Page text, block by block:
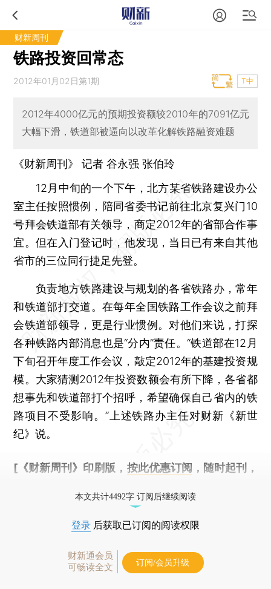
财新周刊
铁路投资回常态
2012年01月02日第1期 T中
2012年4000亿元的预期投资额较2010年的7091亿元
大幅下滑，铁道部被逼向以改革化解铁路融资难题
《财新周刊》 记者 谷永强张伯玲
12月中旬的一个下午，北方某省铁路建设办公
室主任按照惯例，陪同省委书记前往北京复兴门10
号拜会铁道部有关领导，商定2012年的省部合作事
宜。但在入门登记时，他发现，当日已有来自其他
省市的三位同行捷足先登。
负责地方铁路建设与规划的各省铁路办，常年
和铁道部打交道。在每年全国铁路工作会议之前拜
会铁道部领导，更是行业惯例。对他们来说，打探
各种铁路内部消息也是“分内”责任。“铁道部在12月
下旬召开年度工作会议，敲定2012年的基建投资规
模。大家猜测2012年投资数额会有所下降，各省都
想事先和铁道部打个招呼，希望确保自己省内的铁
路项目不受影响。”上述铁路办主任对财新《新世
纪》说。
[《财新周刊》印刷版， 按此优惠订阅 ，随时起刊，
本文共计4492字 订阅后继续阅读
登录 后获取已订阅的阅读权限
财新通会员
可畅读全文
订阅/会员升级